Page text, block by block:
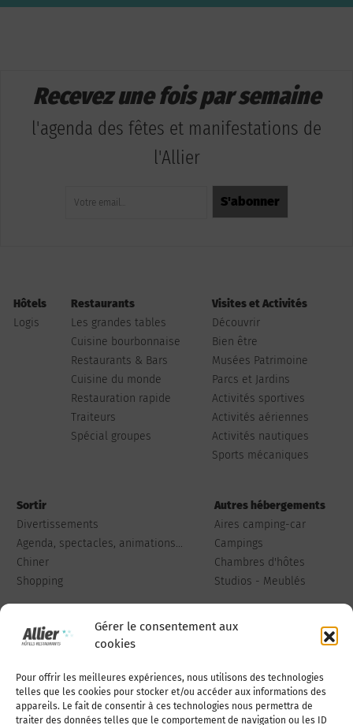
Gérer le consentement aux
cookies
Pour offrir les meilleures expériences, nous utilisons des technologies
telles que les cookies pour stocker et/ou accéder aux informations des
appareils. Le fait de consentir à ces technologies nous permettra de
traiter des données telles que le comportement de navigation ou les ID
Recevez une fois par semaine
l'agenda des fêtes et manifestations de
l'Allier
Hôtels
Logis
Restaurants
Les grandes tables
Cuisine bourbonnaise
Restaurants & Bars
Cuisine du monde
Restauration rapide
Traiteurs
Spécial groupes
Visites et Activités
Découvrir
Bien être
Musées Patrimoine
Parcs et Jardins
Activités sportives
Activités aériennes
Activités nautiques
Sports mécaniques
Sortir
Divertissements
Agenda, spectacles, animations...
Chiner
Shopping
Autres hébergements
Aires camping-car
Campings
Chambres d'hôtes
Studios - Meublés
Qui sommes-nous Publiez votre annonce